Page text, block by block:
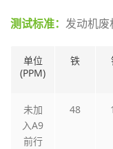
测试标准： 发动机废
单位
(PPM)
铁
未加
入A9
前行
48